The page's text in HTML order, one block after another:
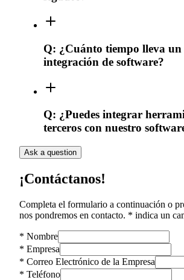
Q: ¿Cuánto tiempo lleva un
integración de software?
Q: ¿Puedes integrar
terceros con nuestro
Ask a question
¡Contáctanos!
Completa el formulario a continuación o
nos pondremos en contacto. * indica un
* Nombre
* Empresa
* Correo Electrónico de la Empresa
* Teléfono